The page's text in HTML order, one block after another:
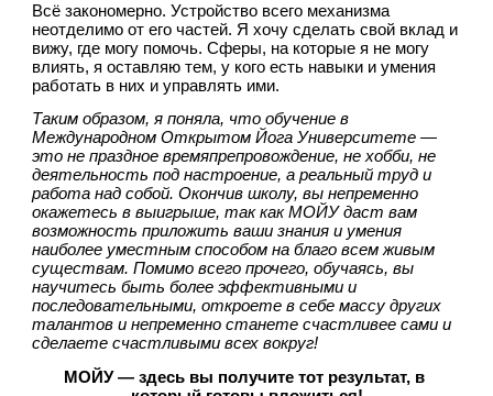
Всё закономерно. Устройство всего механизма
неотделимо от его частей. Я хочу сделать свой вклад и
вижу, где могу помочь. Сферы, на которые я не могу
влиять, я оставляю тем, у кого есть навыки и умения
работать в них и управлять ими.
Таким образом, я поняла, что обучение в
Международном Открытом Йога Университете —
это не праздное времяпрепровождение, не хобби, не
деятельность под настроение, а реальный труд и
работа над собой. Окончив школу, вы непременно
окажетесь в выигрыше, так как МОЙУ даст вам
возможность приложить ваши знания и умения
наиболее уместным способом на благо всем живым
существам. Помимо всего прочего, обучаясь, вы
научитесь быть более эффективными и
последовательными, откроете в себе массу других
талантов и непременно станете счастливее сами и
сделаете счастливыми всех вокруг!
МОЙУ — здесь вы получите тот результат, в